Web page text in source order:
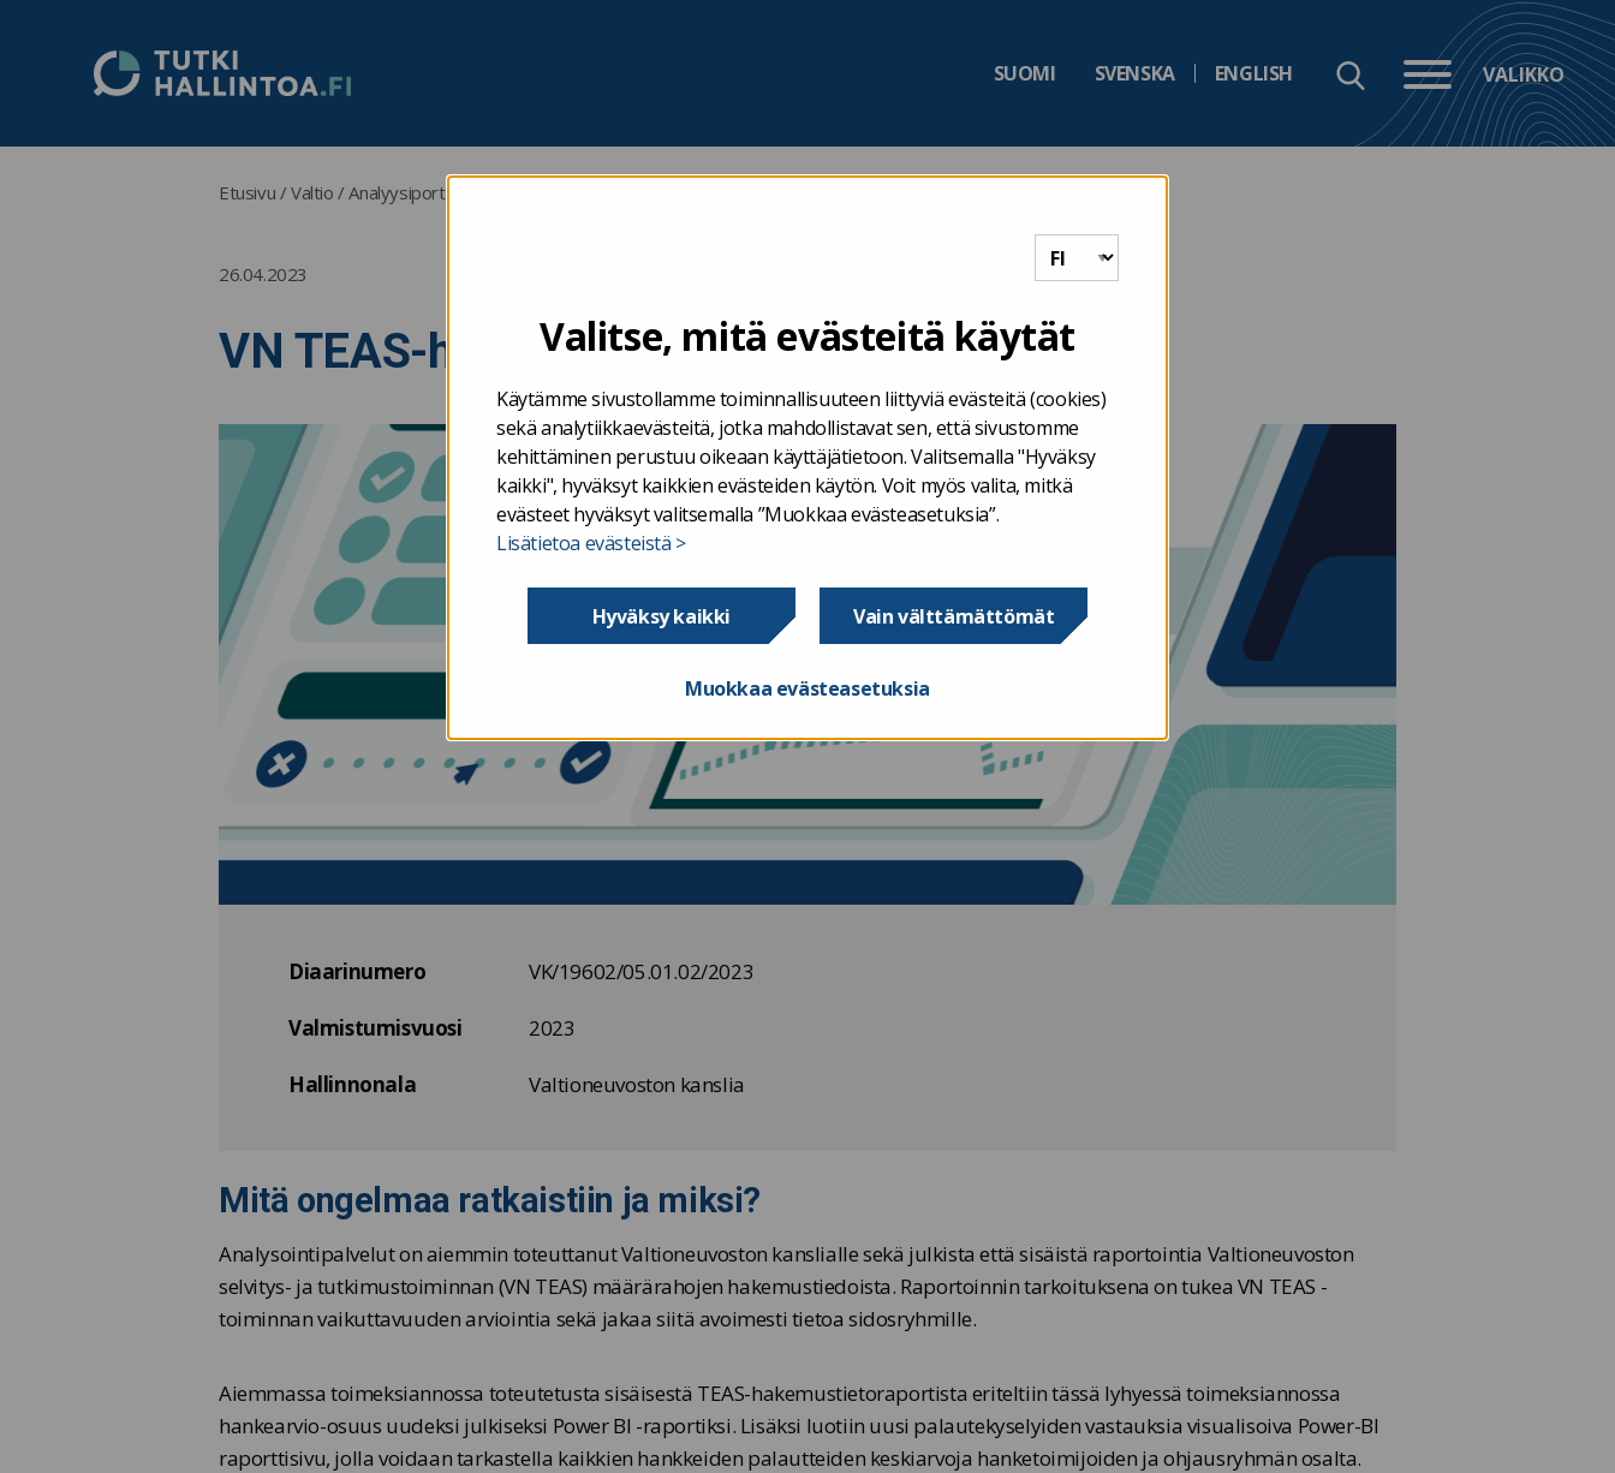
Valitse, mitä evästeitä käytät
Käytämme sivustollamme toiminnallisuuteen liittyviä evästeitä (cookies)
sekä analytiikkaevästeitä, jotka mahdollistavat sen, että sivustomme
kehittäminen perustuu oikeaan käyttäjätietoon. Valitsemalla "Hyväksy
kaikki", hyväksyt kaikkien evästeiden käytön. Voit myös valita, mitkä
evästeet hyväksyt valitsemalla ”Muokkaa evästeasetuksia”.
Lisätietoa evästeistä >
Hyväksy kaikki Vain välttämättömät
Muokkaa evästeasetuksia
Tutkihallintoa.fi SUOMI SVENSKA ENGLISH VALIKKO
Etusivu / Valtio /Analyysiportaali ministeriöille
26.04.2023
VN TEAS-hankearvioraportti
Diaarinumero VK/19602/05.01.02/2023
Valmistumisvuosi 2023
Hallinnonala Valtioneuvoston kanslia
Mitä ongelmaa ratkaistiin ja miksi?
Analysointipalvelut on aiemmin toteuttanut Valtioneuvoston kanslialle sekä julkista että sisäistä raportointia Valtioneuvoston
selvitys- ja tutkimustoiminnan (VN TEAS) määrärahojen hakemustiedoista. Raportoinnin tarkoituksena on tukea VN TEAS -
toiminnan vaikuttavuuden arviointia sekä jakaa siitä avoimesti tietoa sidosryhmille.
Aiemmassa toimeksiannossa toteutetusta sisäisestä TEAS-hakemustietoraportista eriteltiin tässä lyhyessä toimeksiannossa
hankearvio-osuus uudeksi julkiseksi Power BI -raportiksi. Lisäksi luotiin uusi palautekyselyiden vastauksia visualisoiva Power-BI
raporttisivu, jolla voidaan tarkastella kaikkien hankkeiden palautteiden keskiarvoja hanketoimijoiden ja ohjausryhmän osalta.